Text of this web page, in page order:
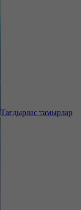
Тағдырлас тамырлар